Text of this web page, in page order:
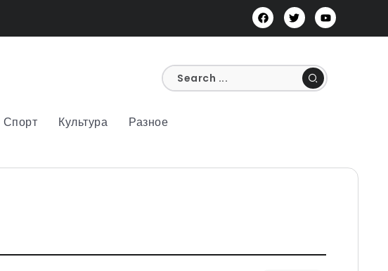
Спорт Культура Разное